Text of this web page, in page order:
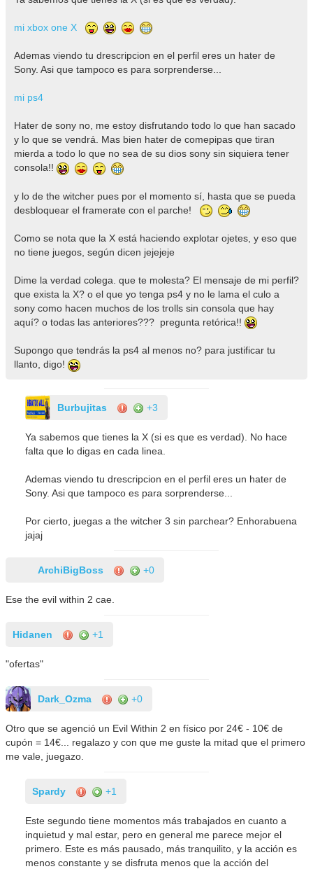
mi xbox one X
Ademas viendo tu drescripcion en el perfil eres un hater de
Sony. Asi que tampoco es para sorprenderse...
mi ps4
Hater de sony no, me estoy disfrutando todo lo que han sacado
y lo que se vendrá. Mas bien hater de comepipas que tiran
mierda a todo lo que no sea de su dios sony sin siquiera tener
consola!!
y lo de the witcher pues por el momento sí, hasta que se pueda
desbloquear el framerate con el parche!
Como se nota que la X está haciendo explotar ojetes, y eso que
no tiene juegos, según dicen jejejeje
Dime la verdad colega. que te molesta? El mensaje de mi perfil?
que exista la X? o el que yo tenga ps4 y no le lama el culo a
sony como hacen muchos de los trolls sin consola que hay
aquí? o todas las anteriores??? pregunta retórica!!
Supongo que tendrás la ps4 al menos no? para justificar tu
llanto, digo!
Burbujitas +3
Ya sabemos que tienes la X (si es que es verdad). No hace
falta que lo digas en cada linea.
Ademas viendo tu drescripcion en el perfil eres un hater de
Sony. Asi que tampoco es para sorprenderse...
Por cierto, juegas a the witcher 3 sin parchear? Enhorabuena
jajaj
ArchiBigBoss +0
Ese the evil within 2 cae.
Hidanen +1
"ofertas"
Dark_Ozma +0
Otro que se agenció un Evil Within 2 en físico por 24€ - 10€ de
cupón = 14€... regalazo y con que me guste la mitad que el primero
me vale, juegazo.
Spardy +1
Este segundo tiene momentos más trabajados en cuanto a
inquietud y mal estar, pero en general me parece mejor el
primero. Este es más pausado, más tranquilito, y la acción es
menos constante y se disfruta menos que la acción del